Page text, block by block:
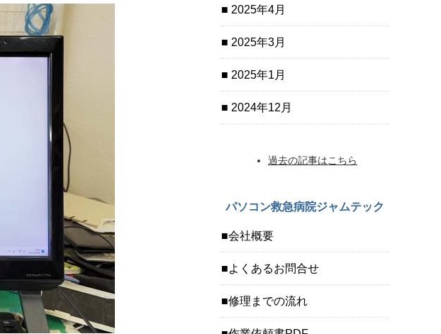
2025年4月
2025年3月
2025年1月
2024年12月
過去の記事はこちら
パソコン救急病院ジャムテック
会社概要
よくあるお問合せ
修理までの流れ